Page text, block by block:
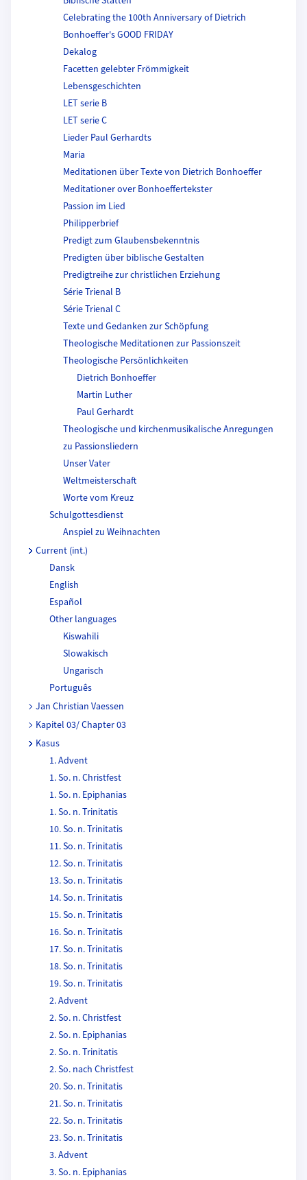
Celebrating the 100th Anniversary of Dietrich
Bonhoeffer's GOOD FRIDAY
Dekalog
Facetten gelebter Frömmigkeit
Lebensgeschichten
LET serie B
LET serie C
Lieder Paul Gerhardts
Maria
Meditationen über Texte von Dietrich Bonhoeffer
Meditationer over Bonhoeffertekster
Passion im Lied
Philipperbrief
Predigt zum Glaubensbekenntnis
Predigten über biblische Gestalten
Predigtreihe zur christlichen Erziehung
Série Trienal B
Série Trienal C
Texte und Gedanken zur Schöpfung
Theologische Meditationen zur Passionszeit
Theologische Persönlichkeiten
Dietrich Bonhoeffer
Martin Luther
Paul Gerhardt
Theologische und kirchenmusikalische Anregungen
zu Passionsliedern
Unser Vater
Weltmeisterschaft
Worte vom Kreuz
Schulgottesdienst
Anspiel zu Weihnachten
Current (int.)
Dansk
English
Español
Other languages
Kiswahili
Slowakisch
Ungarisch
Português
Jan Christian Vaessen
Kapitel 03/ Chapter 03
Kasus
1. Advent
1. So. n. Christfest
1. So. n. Epiphanias
1. So. n. Trinitatis
10. So. n. Trinitatis
11. So. n. Trinitatis
12. So. n. Trinitatis
13. So. n. Trinitatis
14. So. n. Trinitatis
15. So. n. Trinitatis
16. So. n. Trinitatis
17. So. n. Trinitatis
18. So. n. Trinitatis
19. So. n. Trinitatis
2. Advent
2. So. n. Christfest
2. So. n. Epiphanias
2. So. n. Trinitatis
2. So. nach Christfest
20. So. n. Trinitatis
21. So. n. Trinitatis
22. So. n. Trinitatis
23. So. n. Trinitatis
3. Advent
3. So. n. Epiphanias